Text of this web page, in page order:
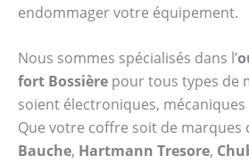
endommager votre équipement.
Nous sommes spécialisés dans l’
fort Bossière pour tous types de
soient électroniques,
Que votre coffre soit de marques
Bauche, Hartmann Tresore,